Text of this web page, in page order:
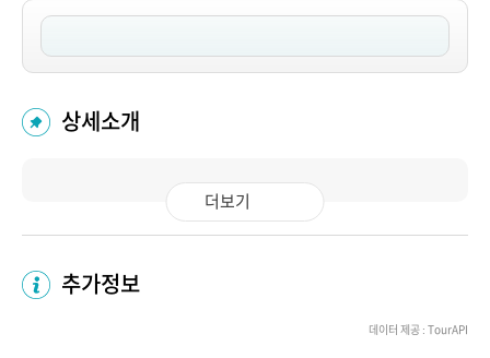
상세소개
더보기
추가정보
데이터 제공 : TourAPI